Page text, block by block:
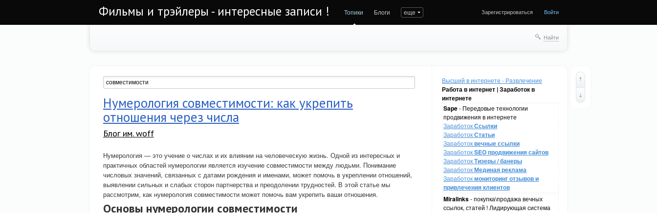
Фильмы и трэйлеры - интересные записи ! Топики Блоги еще Зарегистрироваться Войти
Найти
Высший в интернете - Развлечение
Работа в интернет | Заработок в
интернете
Sape- Передовые технологии
продвижения в интернете
ЗаработокСсылки
ЗаработокСтатьи
Заработоквечные ссылки
ЗаработокSEO продвижения сайтов
ЗаработокТизеры / банеры
ЗаработокМединая реклама
Заработокмониторинг отзывов и
привлечения клиентов
Miralinks- покупка\продажа вечных
ссылок, статей ! Лидирующая система
Нумерология совместимости: как укрепить
отношения через числа
Блог им. woff
Нумерология — это учение о числах и их влиянии на человеческую жизнь. Одной из интересных и
практичных областей нумерологии является изучение совместимости между людьми. Понимание
числовых значений, связанных с датами рождения и именами, может помочь в укреплении отношений,
выявлении сильных и слабых сторон партнерства и преодолении трудностей. В этой статье мы
рассмотрим, как нумерология совместимости может помочь вам укрепить ваши отношения.
Основы нумерологии совместимости